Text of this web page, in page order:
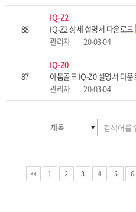
88
IQ-Z2
IQ-Z2 상세 설명서 다운로드
관리자
20-03-04
87
IQ-Z0
아톰골드 IQ-Z0 설명서 다운
관리자
20-03-04
1 2 3 4 5 6